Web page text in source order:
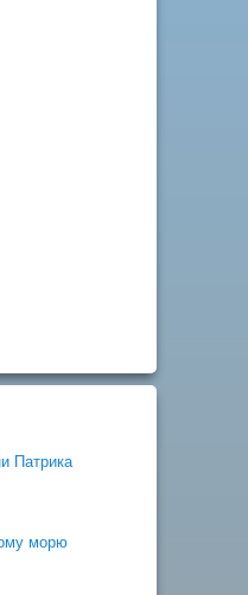
Патрика
морю